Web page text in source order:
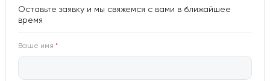
Оставьте заявку и мы свяжемся с вами в ближайшее
время
Ваше имя*